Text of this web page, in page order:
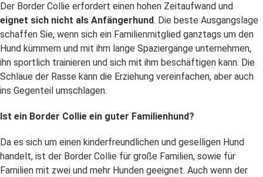
Der Border Collie erfordert einen hohen Zeitaufwand und
eignet sich nicht als Anfängerhund. Die beste Ausgangslage
schaffen Sie, wenn sich ein Familienmitglied ganztags um den
Hund kümmern und mit ihm lange Spaziergänge unternehmen,
ihn sportlich trainieren und sich mit ihm beschäftigen kann. Die
Schläue der Rasse kann die Erziehung vereinfachen, aber auch
ins Gegenteil umschlagen.
Ist ein Border Collie ein guter Familienhund?
Da es sich um einen kinderfreundlichen und geselligen Hund
handelt, ist der Border Collie für große Familien, sowie für
Familien mit zwei und mehr Hunden geeignet. Auch wenn der